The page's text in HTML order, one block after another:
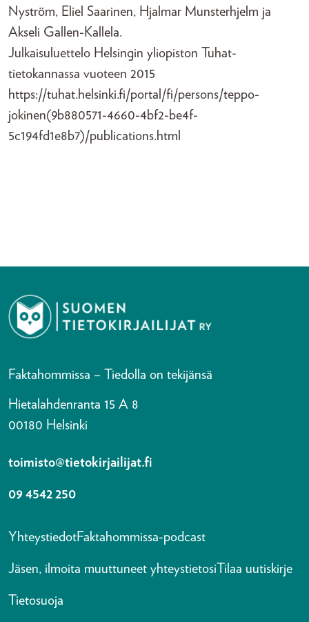
Nyström, Eliel Saarinen, Hjalmar Munsterhjelm ja
Akseli Gallen-Kallela.
Julkaisuluettelo Helsingin yliopiston Tuhat-
tietokannassa vuoteen 2015
https://tuhat.helsinki.fi/portal/fi/persons/teppo-
jokinen(9b880571-4660-4bf2-be4f-
5c194fd1e8b7)/publications.html
Faktahommissa – Tiedolla on tekijänsä
Hietalahdenranta 15 A 8
00180 Helsinki
toimisto@tietokirjailijat.fi
09 4542 250
YhteystiedotFaktahommissa-podcast
Jäsen, ilmoita muuttuneet yhteystietosi Tilaa uutiskirje
Tietosuoja